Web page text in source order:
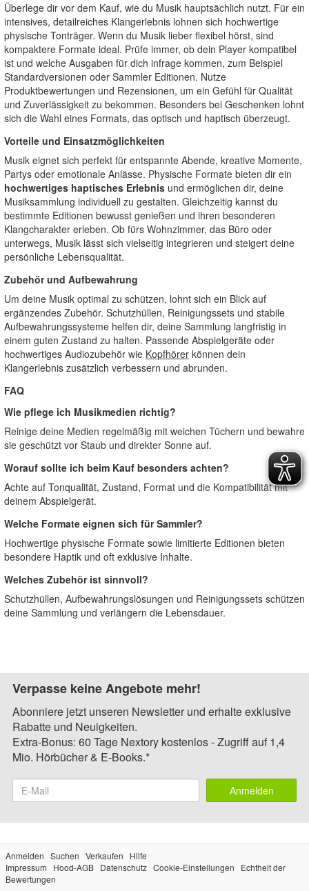
Überlege dir vor dem Kauf, wie du Musik hauptsächlich nutzt. Für ein
intensives, detailreiches Klangerlebnis lohnen sich hochwertige
physische Tonträger. Wenn du Musik lieber flexibel hörst, sind
kompaktere Formate ideal. Prüfe immer, ob dein Player kompatibel
ist und welche Ausgaben für dich infrage kommen, zum Beispiel
Standardversionen oder Sammler Editionen. Nutze
Produktbewertungen und Rezensionen, um ein Gefühl für Qualität
und Zuverlässigkeit zu bekommen. Besonders bei Geschenken lohnt
sich die Wahl eines Formats, das optisch und haptisch überzeugt.
Vorteile und Einsatzmöglichkeiten
Musik eignet sich perfekt für entspannte Abende, kreative Momente,
Partys oder emotionale Anlässe. Physische Formate bieten dir ein
hochwertiges haptisches Erlebnis und ermöglichen dir, deine
Musiksammlung individuell zu gestalten. Gleichzeitig kannst du
bestimmte Editionen bewusst genießen und ihren besonderen
Klangcharakter erleben. Ob fürs Wohnzimmer, das Büro oder
unterwegs, Musik lässt sich vielseitig integrieren und steigert deine
persönliche Lebensqualität.
Zubehör und Aufbewahrung
Um deine Musik optimal zu schützen, lohnt sich ein Blick auf
ergänzendes Zubehör. Schutzhüllen, Reinigungssets und stabile
Aufbewahrungssysteme helfen dir, deine Sammlung langfristig in
einem guten Zustand zu halten. Passende Abspielgeräte oder
hochwertiges Audiozubehör wie Kopfhörer können dein
Klangerlebnis zusätzlich verbessern und abrunden.
FAQ
Wie pflege ich Musikmedien richtig?
Reinige deine Medien regelmäßig mit weichen Tüchern und bewahre
sie geschützt vor Staub und direkter Sonne auf.
Worauf sollte ich beim Kauf besonders achten?
Achte auf Tonqualität, Zustand, Format und die Kompatibilität mit
deinem Abspielgerät.
Welche Formate eignen sich für Sammler?
Hochwertige physische Formate sowie limitierte Editionen bieten
besondere Haptik und oft exklusive Inhalte.
Welches Zubehör ist sinnvoll?
Schutzhüllen, Aufbewahrungslösungen und Reinigungssets schützen
deine Sammlung und verlängern die Lebensdauer.
Verpasse keine Angebote mehr!
Abonniere jetzt unseren Newsletter und erhalte exklusive
Rabatte und Neuigkeiten.
Extra-Bonus: 60 Tage Nextory kostenlos - Zugriff auf 1,4
Mio. Hörbücher & E-Books.*
Anmelden
Anmelden Suchen Verkaufen
Hilfe
Impressum
Hood-AGB Datenschutz Cookie-Einstellungen
Echtheit der
Bewertungen